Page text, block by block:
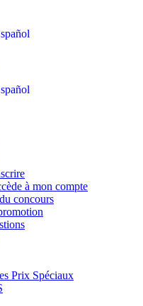
à mon compte
concours
Prix Spéciaux